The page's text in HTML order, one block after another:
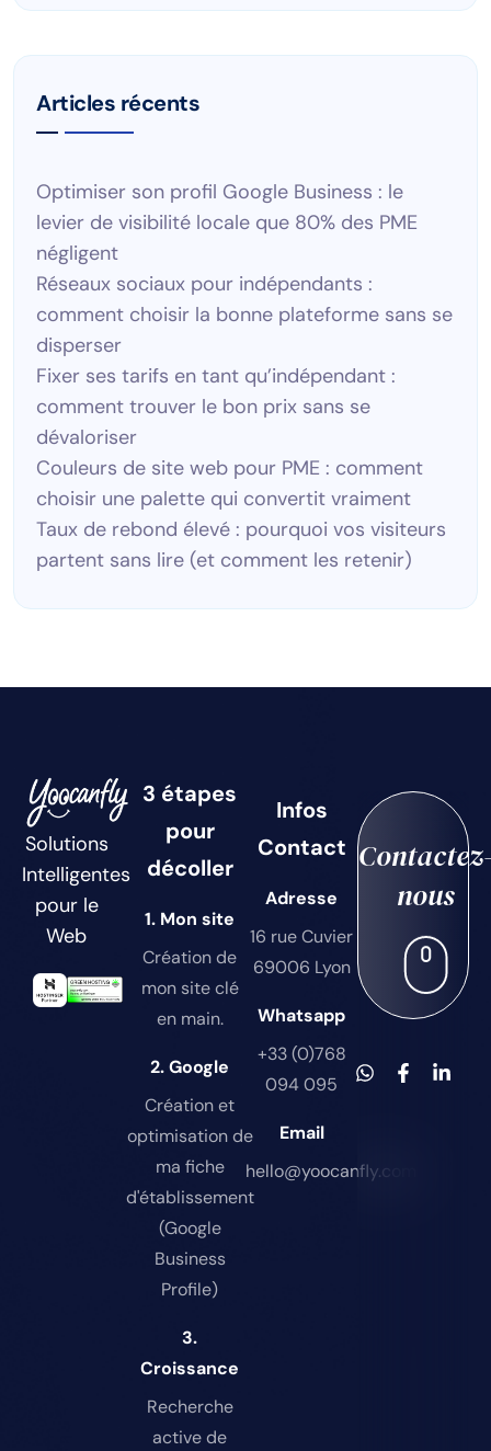
Articles récents
Optimiser son profil Google Business : le
levier de visibilité locale que 80% des PME
négligent
Réseaux sociaux pour indépendants :
comment choisir la bonne plateforme sans se
disperser
Fixer ses tarifs en tant qu’indépendant :
comment trouver le bon prix sans se
dévaloriser
Couleurs de site web pour PME : comment
choisir une palette qui convertit vraiment
Taux de rebond élevé : pourquoi vos visiteurs
partent sans lire (et comment les retenir)
Solutions
Intelligentes
pour le
Web
3 étapes
pour
décoller
1. Mon site
Création de
mon site clé
en main.
2. Google
Création et
optimisation de
ma fiche
d'établissement
(Google
Business
Profile)
3.
Croissance
Recherche
active de
Infos
Contact
Adresse
16 rue Cuvier
69006 Lyon
Whatsapp
+33 (0)768
094 095
Email
hello@yoocanfly.com
nous